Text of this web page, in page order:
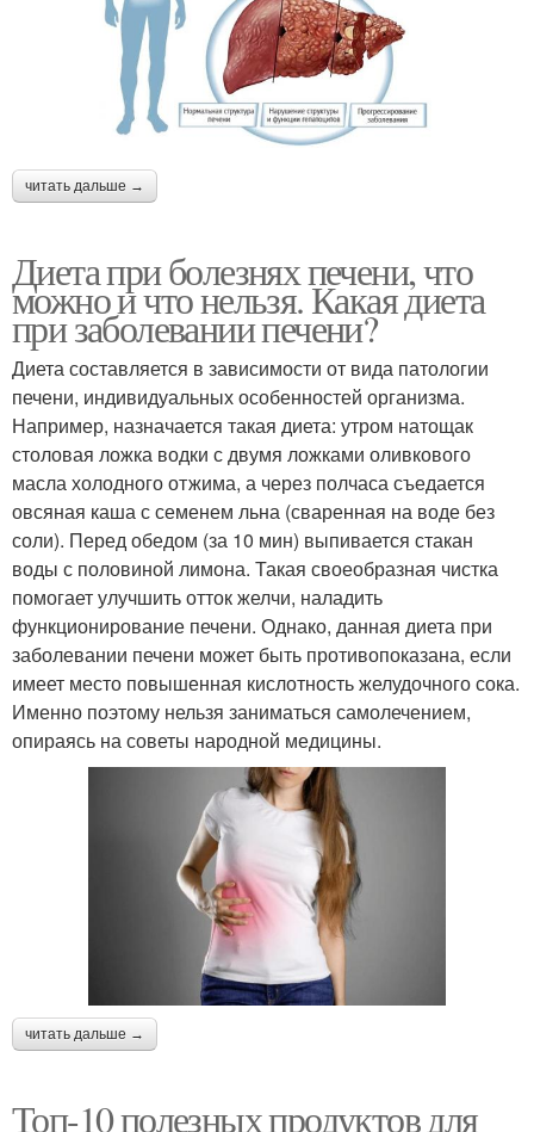
читать дальше →
Диета при болезнях печени, что
можно и что нельзя. Какая диета
при заболевании печени?
Диета составляется в зависимости от вида патологии
печени, индивидуальных особенностей организма.
Например, назначается такая диета: утром натощак
столовая ложка водки с двумя ложками оливкового
масла холодного отжима, а через полчаса съедается
овсяная каша с семенем льна (сваренная на воде без
соли). Перед обедом (за 10 мин) выпивается стакан
воды с половиной лимона. Такая своеобразная чистка
помогает улучшить отток желчи, наладить
функционирование печени. Однако, данная диета при
заболевании печени может быть противопоказана, если
имеет место повышенная кислотность желудочного сока.
Именно поэтому нельзя заниматься самолечением,
опираясь на советы народной медицины.
читать дальше →
Топ-10 полезных продуктов для